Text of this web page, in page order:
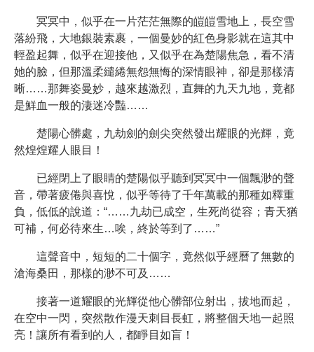
冥冥中，似乎在一片茫茫無際的皚皚雪地上，長空雪
落紛飛，大地銀裝素裹，一個曼妙的紅色身影就在這其中
輕盈起舞，似乎在迎接他，又似乎在為楚陽焦急，看不清
她的臉，但那溫柔繾綣無怨無悔的深情眼神，卻是那樣清
晰……那舞姿曼妙，越來越激烈，直舞的九天九地，竟都
是鮮血一般的淒迷冷豔……
楚陽心髒處，九劫劍的劍尖突然發出耀眼的光輝，竟
然煌煌耀人眼目！
已經閉上了眼睛的楚陽似乎聽到冥冥中一個飄渺的聲
音，帶著疲倦與喜悅，似乎等待了千年萬載的那種如釋重
負，低低的說道：“……九劫已成空，生死尚從容；青天猶
可補，何必待來生…唉，終於等到了……”
這聲音中，短短的二十個字，竟然似乎經曆了無數的
滄海桑田，那樣的渺不可及……
接著一道耀眼的光輝從他心髒部位射出，拔地而起，
在空中一閃，突然散作漫天刺目長虹，將整個天地一起照
亮！讓所有看到的人，都睜目如盲！